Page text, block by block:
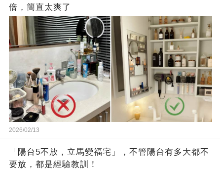
倍，簡直太爽了
2026/02/13
「陽台5不放，立馬變福宅」，不管陽台有多大都不
要放，都是經驗教訓！